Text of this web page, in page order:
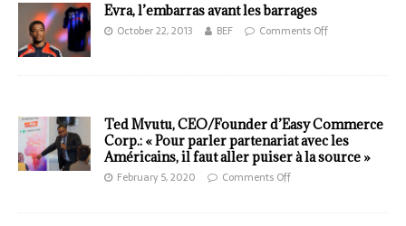
Evra, l’embarras avant les barrages
October 22, 2013 BEF Comments Off
Ted Mvutu, CEO/Founder d’Easy Commerce
Corp.: « Pour parler partenariat avec les
Américains, il faut aller puiser à la source »
February 5, 2020 Comments Off